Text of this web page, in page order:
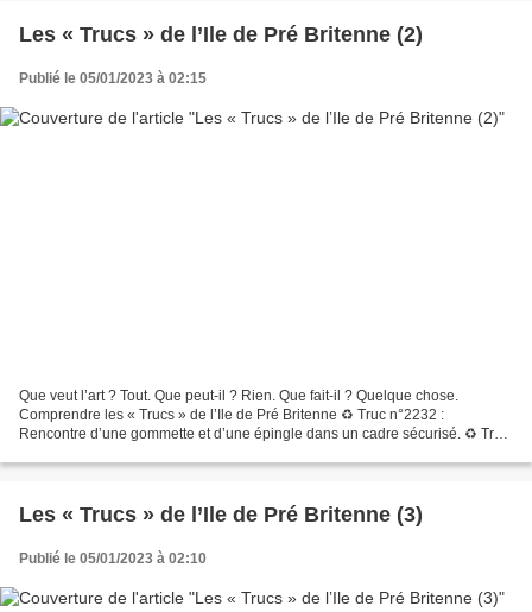
Les « Trucs » de l’Ile de Pré Britenne (2)
Publié le 05/01/2023 à 02:15
Que veut l’art ? Tout. Que peut-il ? Rien. Que fait-il ? Quelque chose.
Comprendre les « Trucs » de l’Ile de Pré Britenne ♻ Truc n°2232 :
Rencontre d’une gommette et d’une épingle dans un cadre sécurisé. ♻ Truc
Les « Trucs » de l’Ile de Pré Britenne (3)
Publié le 05/01/2023 à 02:10